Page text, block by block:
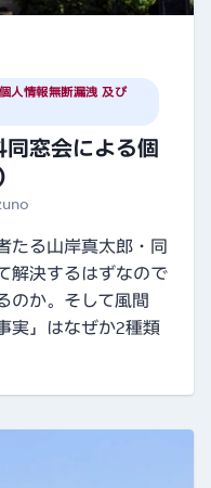
人情報無断漏洩 及び
窓会による個
たる山岸真太郎・同
解決するはずなので
のか。そして風間
実」はなぜか2種類